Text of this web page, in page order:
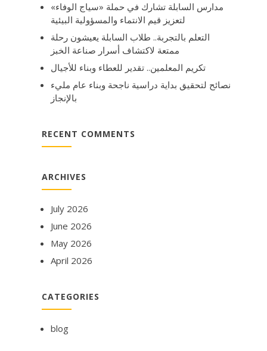
مدارس السابلة تشارك في حملة «سياج الوفاء»
لتعزيز قيم الانتماء والمسؤولية البيئية
التعلم بالتجربة.. طلاب السابلة يعيشون رحلة
ممتعة لاكتشاف أسرار صناعة الخبز
تكريم المعلمين.. تقدير للعطاء وبناء للأجيال
نصائح لتحقيق بداية دراسية ناجحة وبناء عام مليء
بالإنجاز
RECENT COMMENTS
ARCHIVES
July 2026
June 2026
May 2026
April 2026
CATEGORIES
blog